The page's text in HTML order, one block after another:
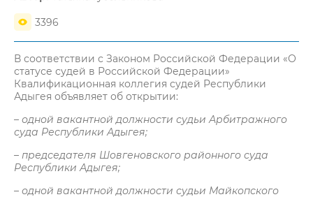
3396
В соответствии с Законом Российской Федерации «О
статусе судей в Российской Федерации»
Квалификационная коллегия судей Республики
Адыгея объявляет об открытии:
– одной вакантной должности судьи Арбитражного
суда Республики Адыгея;
– председателя Шовгеновского районного суда
Республики Адыгея;
– одной вакантной должности судьи Майкопского